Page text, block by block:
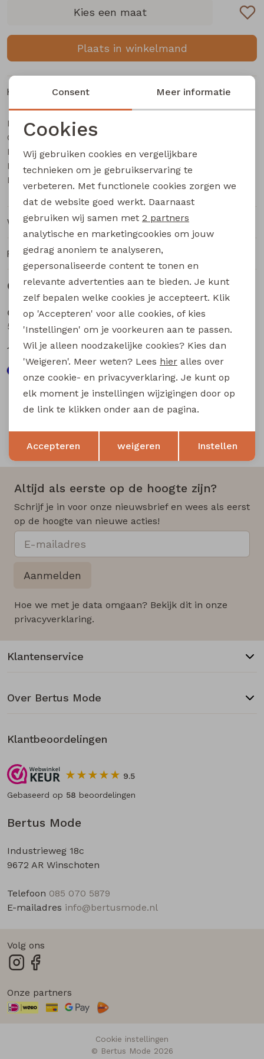
Bermuda's
Rokken
Kies een maat
Plaats in winkelmand
Kenmerken
Merk
Categorie
Leverancierscode
502968A Z10639
Bestelcode
231000193
Kleur
Marine
Winkelvoorraad
Ruilen en retourneren
Gerelateerde producten
City Life
502968A Z10639 dames piraat Blauw licht
15,00 29,99
City Life
15,00 29,99
Snelle en betrouwbare levering
Altijd als eerste op de hoogte zijn?
Schrijf je in voor onze nieuwsbrief en wees als eerst
op de hoogte van nieuwe acties!
Aanmelden
Hoe we met je data omgaan? Bekijk dit in onze
privacyverklaring.
Bertus Mode
Industrieweg 18c
9672 AR Winschoten
Telefoon 085 070 5879
E-mailadres info@bertusmode.nl
Klantenservice
Over Bertus Mode
Klantbeoordelingen
9.5
Gebaseerd op 58 beoordelingen
Volg ons
Onze partners
Cookie instellingen
© Bertus Mode 2026
Noodzakelijke cookies
Analytische cookies
Marketing cookies
Terug Opslaan
Consent Meer informatie
Cookies
Wij gebruiken cookies en vergelijkbare
technieken om je gebruikservaring te
verbeteren. Met functionele cookies zorgen we
dat de website goed werkt. Daarnaast
gebruiken wij samen met 2 partners
analytische en marketingcookies om jouw
gedrag anoniem te analyseren,
gepersonaliseerde content te tonen en
relevante advertenties aan te bieden. Je kunt
zelf bepalen welke cookies je accepteert. Klik
op 'Accepteren' voor alle cookies, of kies
'Instellingen' om je voorkeuren aan te passen.
Wil je alleen noodzakelijke cookies? Kies dan
'Weigeren'. Meer weten? Lees hier alles over
onze cookie- en privacyverklaring. Je kunt op
elk moment je instellingen wijzigingen door op
de link te klikken onder aan de pagina.
Accepteren weigeren Instellen